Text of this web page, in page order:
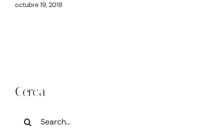
octubre 19, 2018
Cerca
for: